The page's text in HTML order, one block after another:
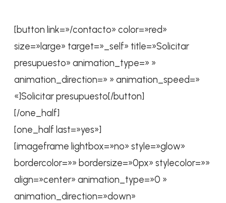
[button link=»/contacto» color=»red»
size=»large» target=»_self» title=»Solicitar
presupuesto» animation_type=» »
animation_direction=» » animation_speed=»
«]Solicitar presupuesto[/button]
[/one_half]
[one_half last=»yes»]
[imageframe lightbox=»no» style=»glow»
bordercolor=»» bordersize=»0px» stylecolor=»»
align=»center» animation_type=»0 »
animation_direction=»down»